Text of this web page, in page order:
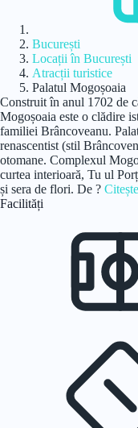
București
Locații în București
Atracții turistice
Palatul Mogoșoaia
Construit în anul 1702 de
Mogoșoaia este o clădire
familiei Brâncoveanu.
renascentist (stil
otomane. Complexul
curtea interioară, Tu ul
și sera de flori. De ?
Facilități